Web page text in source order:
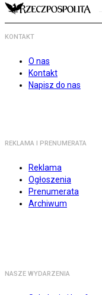
KONTAKT
O nas
Kontakt
Napisz do nas
REKLAMA I PRENUMERATA
Reklama
Ogłoszenia
Prenumerata
Archiwum
NASZE WYDARZENIA